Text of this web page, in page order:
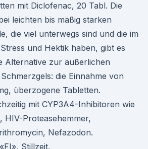
mit Diclofenac, 20 Tabl. Die
leichten bis mäßig starken
die viel unterwegs sind und die im
und Hektik haben, gibt es
Alternative zur äußerlichen
die Einnahme von
überzogene Tabletten.
mit CYP3A4-Inhibitoren wie
HIV-Proteasehemmer,
Nefazodon.
Stillzeit.